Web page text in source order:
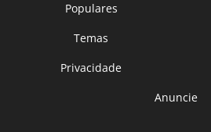
Populares
Temas
Privacidade
Anuncie